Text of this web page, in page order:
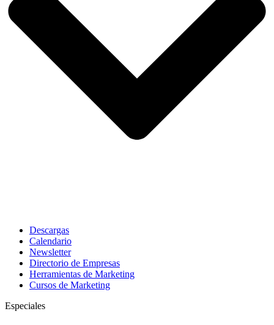
Descargas
Calendario
Newsletter
Directorio de Empresas
Herramientas de Marketing
Cursos de Marketing
Especiales